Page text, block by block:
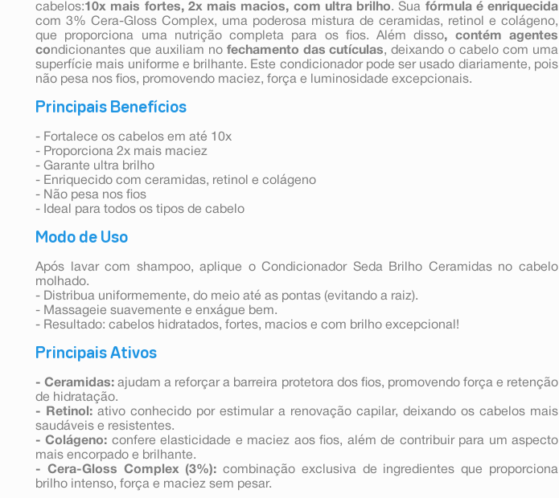
cabelos:10x mais fortes, 2x mais macios, com ultra brilho. Sua fórmula é enriquecida
com 3% Cera-Gloss Complex, uma poderosa mistura de ceramidas, retinol e colágeno,
que proporciona uma nutrição completa para os fios. Além disso, contém agentes
condicionantes que auxiliam nofechamento das cutículas, deixando o cabelo com uma
superfície mais uniforme e brilhante. Este condicionador pode ser usado diariamente, pois
não pesa nos fios, promovendo maciez, força e luminosidade excepcionais.
Principais Benefícios
- Fortalece os cabelos em até 10x
- Proporciona 2x mais maciez
- Garante ultra brilho
- Enriquecido com ceramidas, retinol e colágeno
- Não pesa nos fios
- Ideal para todos os tipos de cabelo
Modo de Uso
Após lavar com shampoo, aplique o Condicionador Seda Brilho Ceramidas no cabelo
molhado.
- Distribua uniformemente, do meio até as pontas (evitando a raiz).
- Massageie suavemente e enxágue bem.
- Resultado: cabelos hidratados, fortes, macios e com brilho excepcional!
Principais Ativos
- Ceramidas:ajudam a reforçar a barreira protetora dos fios, promovendo força e retenção
de hidratação.
- Retinol: ativo conhecido por estimular a renovação capilar, deixando os cabelos mais
saudáveis e resistentes.
- Colágeno: confere elasticidade e maciez aos fios, além de contribuir para um aspecto
mais encorpado e brilhante.
- Cera-Gloss Complex (3%): combinação exclusiva de ingredientes que proporciona
brilho intenso, força e maciez sem pesar.